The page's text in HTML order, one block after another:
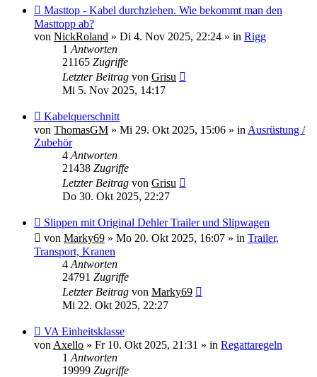
Neuer
Beitrag
Masttop - Kabel durchziehen. Wie bekommt man den
Masttopp ab?
von NickRoland » Di 4. Nov 2025, 22:24 » in Rigg
1 Antworten
21165 Zugriffe
Letzter Beitrag von Grisu
Mi 5. Nov 2025, 14:17
Neuer
Beitrag
Kabelquerschnitt
von ThomasGM » Mi 29. Okt 2025, 15:06 » in Ausrüstung /
Zubehör
4 Antworten
21438 Zugriffe
Letzter Beitrag von Grisu
Do 30. Okt 2025, 22:27
Neuer
Beitrag
Slippen mit Original Dehler Trailer und Slipwagen
von Marky69 » Mo 20. Okt 2025, 16:07 » in Trailer,
Transport, Kranen
4 Antworten
24791 Zugriffe
Letzter Beitrag von Marky69
Mi 22. Okt 2025, 22:27
Neuer
Beitrag
VA Einheitsklasse
von Axello » Fr 10. Okt 2025, 21:31 » in Regattaregeln
1 Antworten
19999 Zugriffe